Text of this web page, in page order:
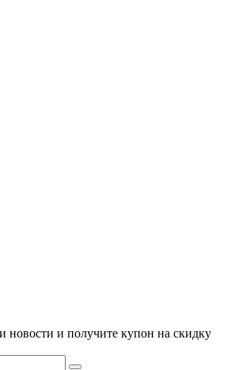
и получите купон на скидку